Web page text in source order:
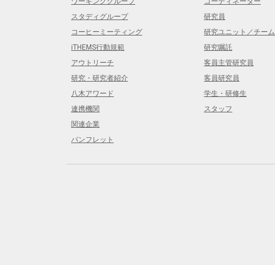
スタディグループ
コーヒーミーティング
iTHEMS行動規範
アウトリーチ
研究・研究者紹介
八木アワード
連携機関
関連企業
パンフレット
研究員
研究ユニット／チーム
研究嘱託
客員主管研究員
客員研究員
学生・研修生
スタッフ